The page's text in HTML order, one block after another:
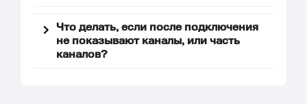
Что делать, если после подключения
не показывают каналы, или часть
каналов?